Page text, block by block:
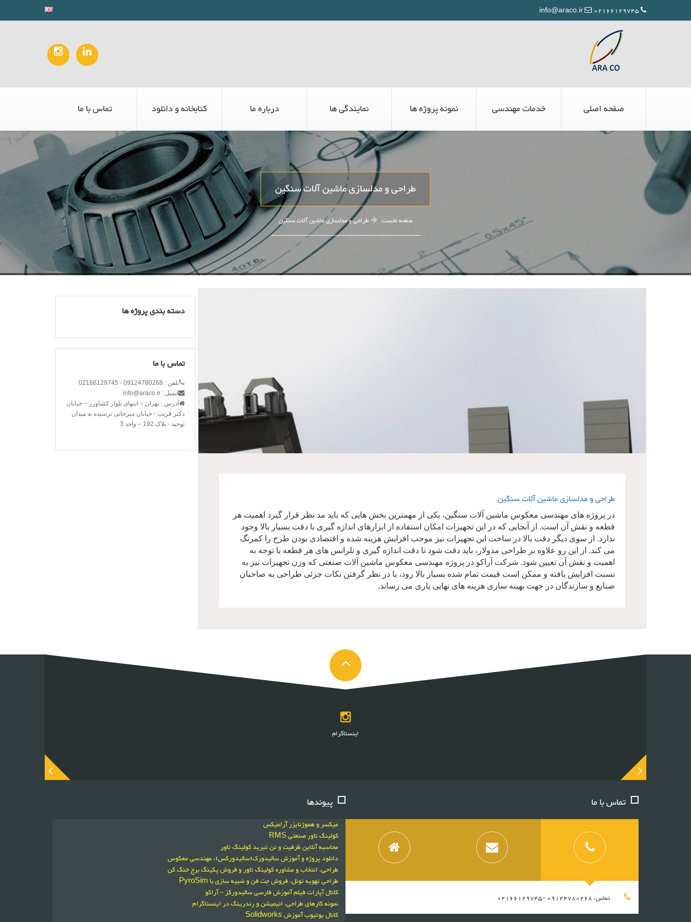
صفحه اصلی خدمات مهندسی نمونه پروژه ها نمایندگی ها درباره ما کتابخانه و دانلود تماس با ما
طراحی و مدلسازی ماشین آلات سنگین
صفحه نخست طراحی و مدلسازی ماشین آلات سنگین
طراحی و مدلسازی ماشین آلات سنگین
در پروژه های مهندسی معکوس ماشین آلات سنگین، یکی از مهمترین بخش هایی که باید مد نظر قرار گیرد اهمیت هر
قطعه و نقش آن است. از آنجایی که در این تجهیزات امکان استفاده از ابزارهای اندازه گیری با دقت بسیار بالا وجود
ندارد. از سوی دیگر دقت بالا در ساخت این تجهیزات نیز موجب افزایش هزینه شده و اقتصادی بودن طرح را کمرنگ
می کند. از این رو علاوه بر طراحی مدولار، باید دقت شود تا دقت اندازه گیری و تلرانس های هر قطعه با توجه به
اهمیت و نقش آن تعیین شود. شرکت آراکو در پروژه مهندسی معکوس ماشین آلات صنعتی که وزن تجهیزات نیز به
نسبت افزایش یافته و ممکن است قیمت تمام شده بسیار بالا رود، با در نظر گرفتن نکات جزئی طراحی به صاحبان
صنایع و سازندگان در جهت بهینه سازی هزینه های نهایی یاری می رساند.
دسته بندی پروژه ها
تماس با ما
تلفن : 09124780268 - 02166129745
ایمیل : info@araco.ir
آدرس : تهران – انتهای بلوار کشاورز – خیابان
دکتر قریب - خیابان میرخانی نرسیده به میدان
توحید - پلاک 192 – واحد 3
اینستاگرام
تماس با ما
تماس: 09124780268 -02166129745
پیوندها
میکسر و هموژنایزر آرامیکس
کولینگ تاور صنعتی RMS
محاسبه آنلاین ظرفیت و تن تبرید کولینگ تاور
دانلود پروژه و آموزش سالیدورک(سالیدورکس)، مهندسی معکوس
طراحی، انتخاب و مشاوره کولینگ تاور و فروش پکینگ برج خنک کن
طراحی تهویه تونل، فروش جت فن و شبیه سازی با PyroSim
کانال آپارات فیلم آموزش فارسی سالیدورکز - آراکو
نمونه کارهای طراحی، انیمیشن و رندرینگ در اینستاگرام
کانال یوتیوب آموزش Solidworks